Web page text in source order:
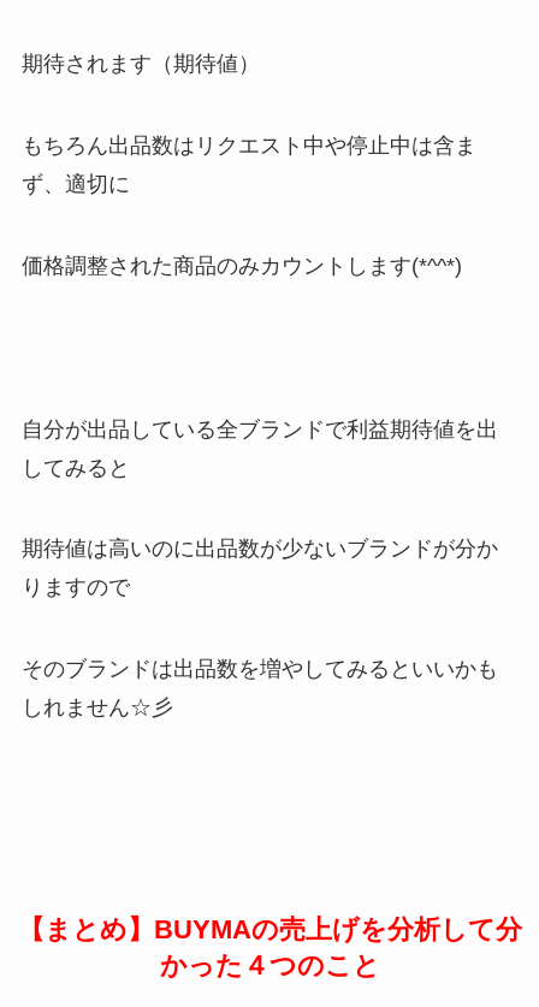
期待されます（期待値）
もちろん出品数はリクエスト中や停止中は含ま
ず、適切に
価格調整された商品のみカウントします(*^^*)
自分が出品している全ブランドで利益期待値を出
してみると
期待値は高いのに出品数が少ないブランドが分か
りますので
そのブランドは出品数を増やしてみるといいかも
しれません☆彡
【まとめ】BUYMAの売上げを分析して分
かった４つのこと